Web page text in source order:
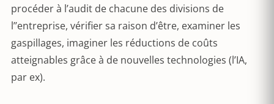
procéder à l’audit de chacune des divisions de
l’’entreprise, vérifier sa raison d’être, examiner les
gaspillages, imaginer les réductions de coûts
atteignables grâce à de nouvelles technologies (l’IA,
par ex).